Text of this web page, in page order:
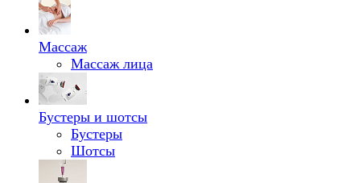
Массаж
Массаж лица
Бустеры и шотсы
Бустеры
Шотсы